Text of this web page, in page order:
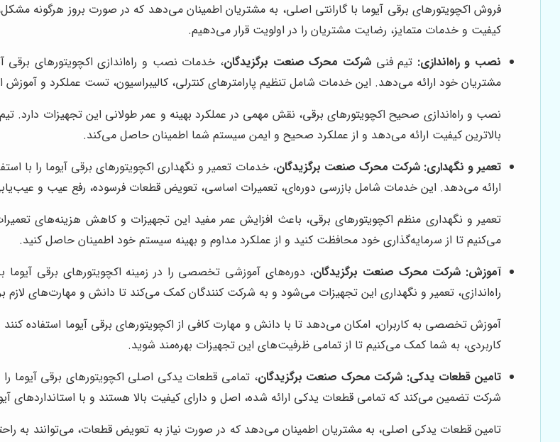
فروش اکچویتورهای برقی آیوما با گارانتی اصلی، به مشتریان اطمینان می‌دهد که در صورت بروز هرگونه
کیفیت و خدمات متمایز، رضایت مشتریان را در اولویت قرار می‌دهیم.
نصب و راه‌اندازی: تیم فنیشرکت محرک صنعت برگزیدگان، خدمات نصب و راه‌اندازی اکچویتورهای برقی
مشتریان خود ارائه می‌دهد. این خدمات شامل تنظیم پارامترهای کنترلی، کالیبراسیون، تست عملکرد و آموزش
نصب و راه‌اندازی صحیح اکچویتورهای برقی، نقش مهمی در عملکرد بهینه و عمر طولانی این تجهیزات دارد.
بالاترین کیفیت ارائه می‌دهد و از عملکرد صحیح و ایمن سیستم شما اطمینان حاصل می‌کند.
تعمیر و نگهداری: شرکت محرک صنعت برگزیدگان، خدمات تعمیر و نگهداری اکچویتورهای برقی آیوما را با
ارائه می‌دهد. این خدمات شامل بازرسی دوره‌ای، تعمیرات اساسی، تعویض قطعات فرسوده، رفع عیب و
تعمیر و نگهداری منظم اکچویتورهای برقی، باعث افزایش عمر مفید این تجهیزات و کاهش هزینه‌های
می‌کنیم تا از سرمایه‌گذاری خود محافظت کنید و از عملکرد مداوم و بهینه سیستم خود اطمینان حاصل کنید.
آموزش: شرکت محرک صنعت برگزیدگان، دوره‌های آموزشی تخصصی را در زمینه اکچویتورهای برقی
راه‌اندازی، تعمیر و نگهداری این تجهیزات می‌شود و به شرکت کنندگان کمک می‌کند تا دانش و مهارت‌های لازم
آموزش تخصصی به کاربران، امکان می‌دهد تا با دانش و مهارت کافی از اکچویتورهای برقی آیوما استفاده
کاربردی، به شما کمک می‌کنیم تا از تمامی ظرفیت‌های این تجهیزات بهره‌مند شوید.
تامین قطعات یدکی: شرکت محرک صنعت برگزیدگان، تمامی قطعات یدکی اصلی اکچویتورهای برقی آیوما
شرکت تضمین می‌کند که تمامی قطعات یدکی ارائه شده، اصل و دارای کیفیت بالا هستند و با استانداردهای
تامین قطعات یدکی اصلی، به مشتریان اطمینان می‌دهد که در صورت نیاز به تعویض قطعات، می‌توانند به